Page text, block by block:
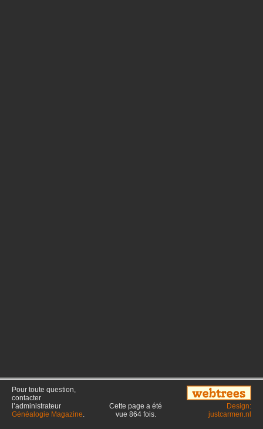
Pour toute question,
contacter
l’administrateur
Généalogie Magazine.
Cette page a été
vue 864fois.
Design:
justcarmen.nl